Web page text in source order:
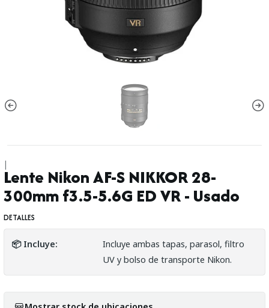
|
Lente Nikon AF-S NIKKOR 28-
300mm f3.5-5.6G ED VR - Usado
DETALLES
📦 Incluye:
Incluye ambas tapas, parasol, filtro
UV y bolso de transporte Nikon.